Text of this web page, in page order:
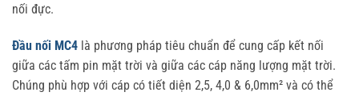
nối đực.
Đầu nối MC4 là phương pháp tiêu chuẩn để cung cấp kết nối
giữa các tấm pin mặt trời và giữa các cáp năng lượng mặt trời.
Chúng phù hợp với cáp có tiết diện 2,5, 4,0 & 6,0mm² và có thể